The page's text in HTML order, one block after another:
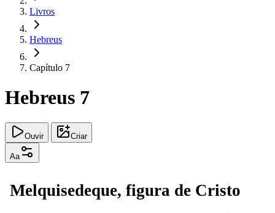
Livros
Hebreus
Capítulo 7
Hebreus 7
Ouvir Criar
Aa
Melquisedeque, figura de Cristo